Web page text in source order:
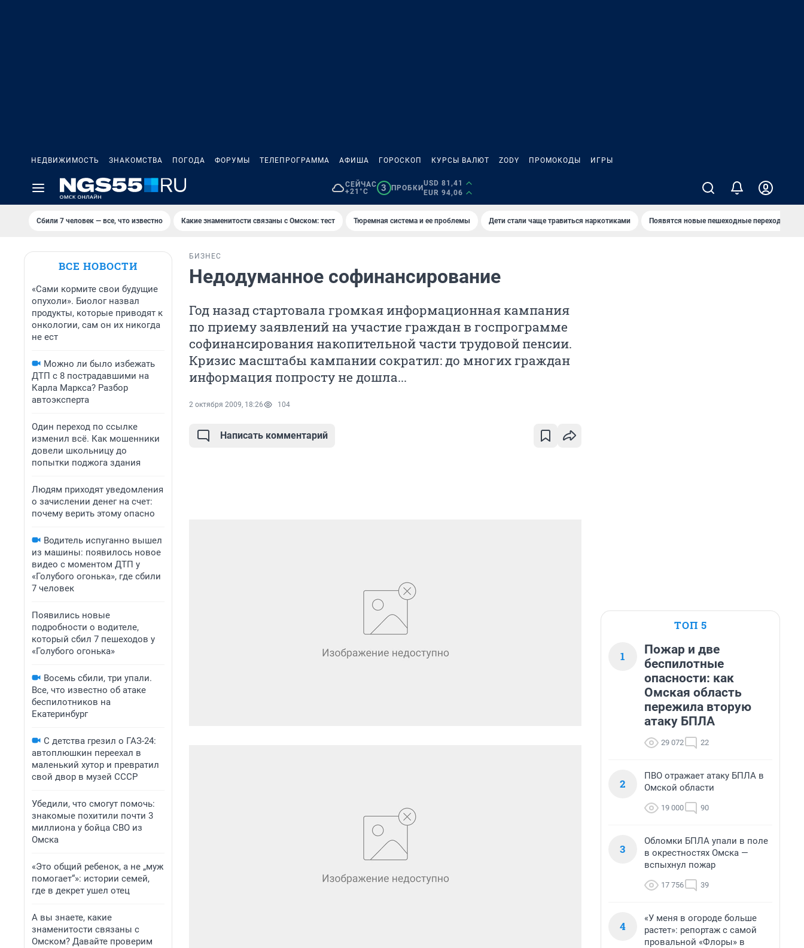
НЕДВИЖИМОСТЬ ЗНАКОМСТВА ПОГОДА ФОРУМЫ ТЕЛЕПРОГРАММА АФИША ГОРОСКОП КУРСЫ ВАЛЮТ ZODY ПРОМОКОДЫ ИГРЫ
СЕЙЧАС
+21°C
3 ПРОБКИ
USD 81,41
EUR 94,06
Сбили 7 человек — все, что известно Какие знаменитости связаны с Омском: тест Тюремная система и ее проблемы Дети стали чаще травиться наркотиками Появятся новые пешеходные переходы
ВСЕ НОВОСТИ
«Сами кормите свои будущие
опухоли». Биолог назвал
продукты, которые приводят к
онкологии, сам он их никогда
не ест
Можно ли было избежать
ДТП с 8 пострадавшими на
Карла Маркса? Разбор
автоэксперта
Один переход по ссылке
изменил всё. Как мошенники
довели школьницу до
попытки поджога здания
Людям приходят уведомления
о зачислении денег на счет:
почему верить этому опасно
Водитель испуганно вышел
из машины: появилось новое
видео с моментом ДТП у
«Голубого огонька», где сбили
7 человек
Появились новые
подробности о водителе,
который сбил 7 пешеходов у
«Голубого огонька»
Восемь сбили, три упали.
Все, что известно об атаке
беспилотников на
Екатеринбург
С детства грезил о ГАЗ-24:
автоплюшкин переехал в
маленький хутор и превратил
свой двор в музей СССР
Убедили, что смогут помочь:
знакомые похитили почти 3
миллиона у бойца СВО из
Омска
«Это общий ребенок, а не „муж
помогает“»: истории семей,
где в декрет ушел отец
А вы знаете, какие
знаменитости связаны с
Омском? Давайте проверим
БИЗНЕС
Недодуманное софинансирование
Год назад стартовала громкая информационная кампания
по приему заявлений на участие граждан в госпрограмме
софинансирования накопительной части трудовой пенсии.
Кризис масштабы кампании сократил: до многих граждан
информация попросту не дошла...
2 октября 2009, 18:26 104
Написать комментарий
ТОП 5
1
Пожар и две
беспилотные
опасности: как
Омская область
пережила вторую
атаку БПЛА
29 072 22
2
ПВО отражает атаку БПЛА в
Омской области
19 000 90
3
Обломки БПЛА упали в поле
в окрестностях Омска —
вспыхнул пожар
17 756 39
4
«У меня в огороде больше
растет»: репортаж с самой
провальной «Флоры» в